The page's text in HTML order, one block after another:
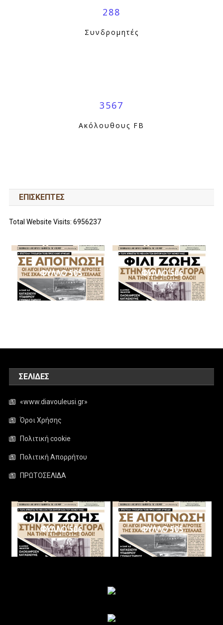
288
Συνδρομητές
3567
Ακόλουθους FB
ΕΠΙΣΚΕΠΤΕΣ
Total Website Visits: 6956237
ΦΥΛΛΟ 505 ΦΥΛΛΟ 506
ΣΕΛΊΔΕΣ
«www.diavouleusi.gr»
Όροι Χρήσης
Πολιτική cookie
Πολιτική Απορρήτου
ΠΡΩΤΟΣΕΛΙΔΑ
ΦΥΛΛΟ 506 ΦΥΛΛΟ 505